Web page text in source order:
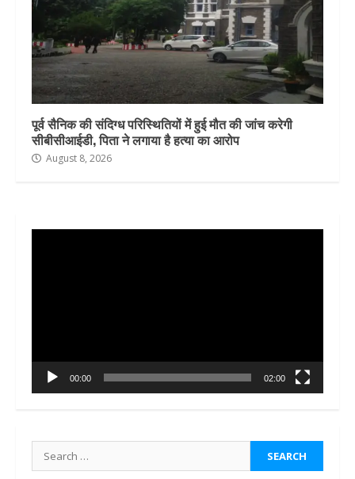
पूर्व सैनिक की संदिग्ध परिस्थितियों में हुई मौत की जांच करेगी
सीबीसीआईडी, पिता ने लगाया है हत्या का आरोप
August 8, 2026
00:00 02:00
Search
for: